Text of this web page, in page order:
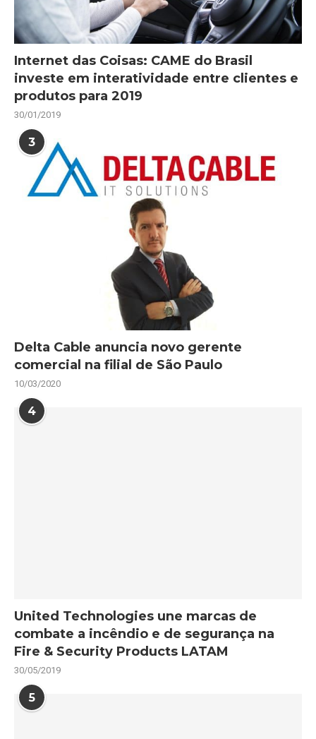
Internet das Coisas: CAME do Brasil
investe em interatividade entre clientes e
produtos para 2019
30/01/2019
3
Delta Cable anuncia novo gerente
comercial na filial de São Paulo
10/03/2020
4
United Technologies une marcas de
combate a incêndio e de segurança na
Fire & Security Products LATAM
30/05/2019
5